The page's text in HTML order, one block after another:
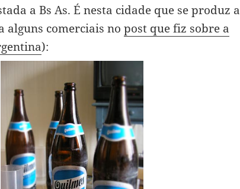
a Bs As. É nesta cidade que se produz a
alguns comerciais nopost que fiz sobre a
):